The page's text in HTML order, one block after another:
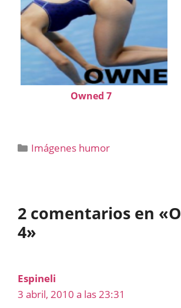
Owned 7
Categorías
Imágenes humor
2 comentarios en
4»
Espineli
3 abril, 2010 a las 23:31